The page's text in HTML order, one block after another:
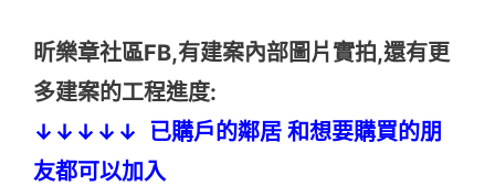
昕樂章社區FB,有建案內部圖片實拍,還有更
多建案的工程進度:
↓↓↓↓↓ 已購戶的鄰居 和想要購買的朋
友都可以加入